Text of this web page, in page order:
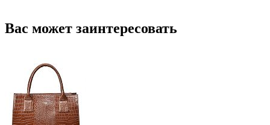
Вас может заинтересовать